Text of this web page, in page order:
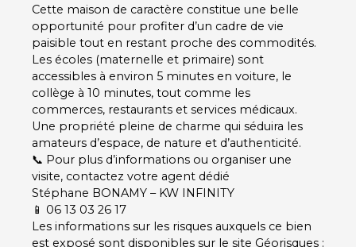
Cette maison de caractère constitue une belle
opportunité pour profiter d’un cadre de vie
paisible tout en restant proche des commodités.
Les écoles (maternelle et primaire) sont
accessibles à environ 5 minutes en voiture, le
collège à 10 minutes, tout comme les
commerces, restaurants et services médicaux.
Une propriété pleine de charme qui séduira les
amateurs d’espace, de nature et d’authenticité.
📞 Pour plus d’informations ou organiser une
visite, contactez votre agent dédié
Stéphane BONAMY – KW INFINITY
📱 06 13 03 26 17
Les informations sur les risques auxquels ce bien
est exposé sont disponibles sur le site Géorisques :